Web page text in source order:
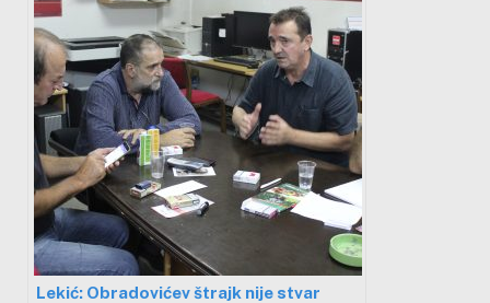
Lekić: Obradovićev štrajk nije stvar